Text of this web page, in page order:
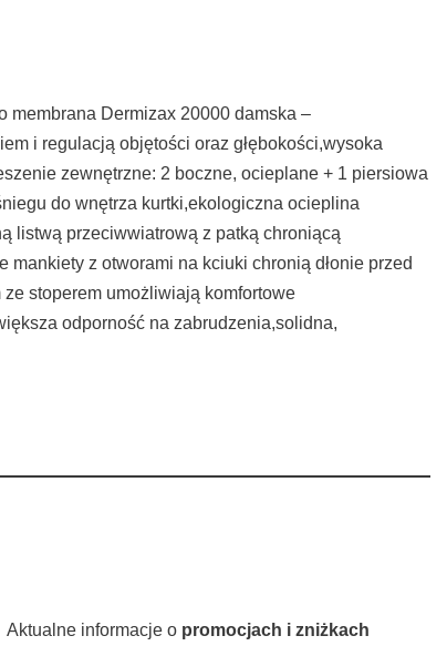
membrana Dermizax 20000 damska –
i regulacją objętości oraz głębokości,wysoka
zewnętrzne: 2 boczne, ocieplane + 1 piersiowa
do wnętrza kurtki,ekologiczna ocieplina
listwą przeciwwiatrową z patką chroniącą
z otworami na kciuki chronią dłonie przed
stoperem umożliwiają komfortowe
odporność na zabrudzenia,solidna,
Aktualne informacje o promocjach i zniżkach